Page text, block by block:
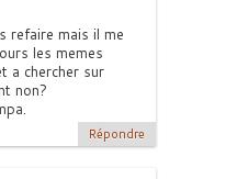
refaire mais il me
les memes
a chercher sur
non?
Répondre